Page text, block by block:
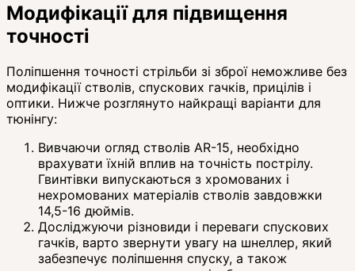
Модифікації для підвищення
точності
Поліпшення точності стрільби зі зброї неможливе без
модифікації стволів, спускових гачків, прицілів і
оптики. Нижче розглянуто найкращі варіанти для
тюнінгу:
Вивчаючи огляд стволів AR-15, необхідно
врахувати їхній вплив на точність пострілу.
Гвинтівки випускаються з хромованих і
нехромованих матеріалів стволів завдовжки
14,5-16 дюймів.
Досліджуючи різновиди і переваги спускових
гачків, варто звернути увагу на шнеллер, який
забезпечує поліпшення спуску, а також